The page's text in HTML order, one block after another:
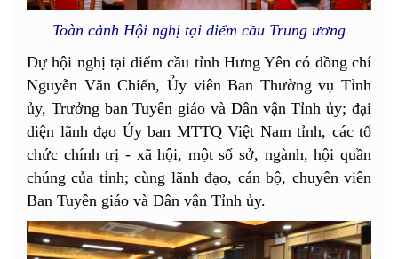
Toàn cảnh Hội nghị tại điểm cầu Trung ương
Dự hội nghị tại điểm cầu tỉnh Hưng Yên có đồng chí
Nguyễn Văn Chiến, Ủy viên Ban Thường vụ Tỉnh
ủy, Trưởng ban Tuyên giáo và Dân vận Tỉnh ủy; đại
diện lãnh đạo Ủy ban MTTQ Việt Nam tỉnh, các tổ
chức chính trị - xã hội, một số sở, ngành, hội quần
chúng của tỉnh; cùng lãnh đạo, cán bộ, chuyên viên
Ban Tuyên giáo và Dân vận Tỉnh ủy.